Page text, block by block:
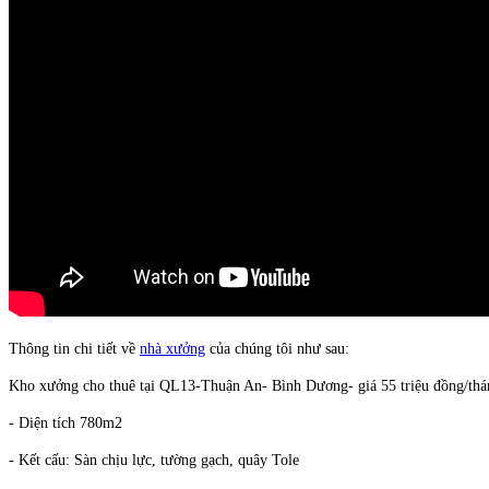
Thông tin chi tiết về nhà xưởng của chúng tôi như sau:
Kho xưởng cho thuê tại QL13-Thuận An- Bình Dương- giá 55 triệu đồng/
- Diện tích 780m2
- Kết cấu: Sàn chịu lực, tường gạch, quây Tole